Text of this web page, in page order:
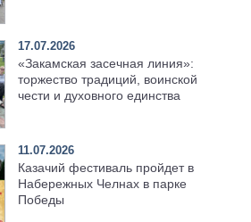
17.07.2026
«Закамская засечная линия»:
торжество традиций, воинской
чести и духовного единства
11.07.2026
Казачий фестиваль пройдет в
Набережных Челнах в парке
Победы